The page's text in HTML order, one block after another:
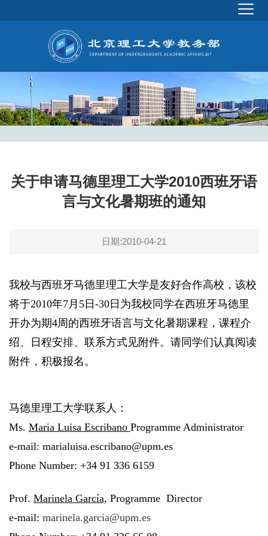
关于申请马德里理工大学2010西班牙语
言与文化暑期班的通知
日期:2010-04-21
我校与西班牙马德里理工大学是友好合作高校，该校
将于2010年7月5日-30日为我校同学在西班牙马德里
开办为期4周的西班牙语言与文化暑期课程，课程介
绍、日程安排、联系方式见附件。请同学们认真阅读
附件，积极报名。
马德里理工大学联系人：
Ms. Maria Luisa Escribano Programme Administrator
e-mail: marialuisa.escribano@upm.es
Phone Number: +34 91 336 6159
Prof. Marinela García, Programme Director
e-mail: marinela.garcia@upm.es